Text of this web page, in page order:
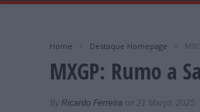
Home Destaque Homepage
MXGP: Rumo a
By Ricardo Ferreira on 21 Março, 2025